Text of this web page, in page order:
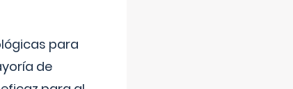
para
de